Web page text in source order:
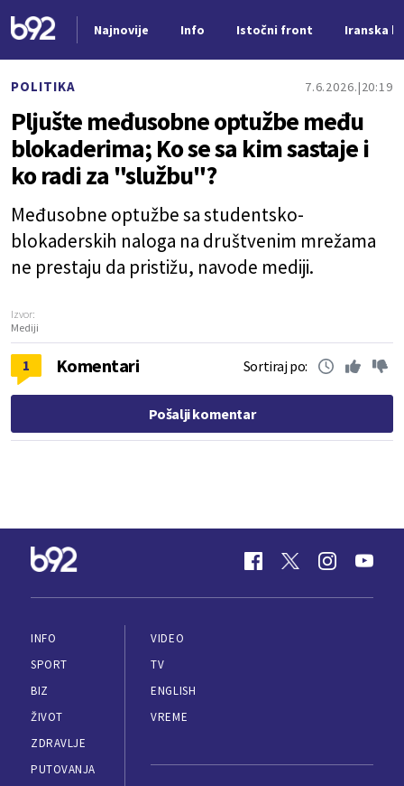
Najnovije Info Istočni front Iranska
POLITIKA 7.6.2026. 20:19
Pljušte međusobne optužbe među
blokaderima; Ko se sa kim sastaje i
ko radi za "službu"?
Međusobne optužbe sa studentsko-
blokaderskih naloga na društvenim mrežama
ne prestaju da pristižu, navode mediji.
Izvor:
Mediji
1 Komentari Sortiraj po:
Pošalji komentar
INFO
SPORT
BIZ
ŽIVOT
ZDRAVLJE
PUTOVANJA
VIDEO
TV
ENGLISH
VREME